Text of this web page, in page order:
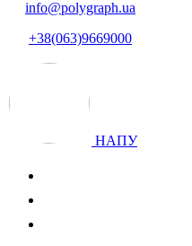
info@polygraph.ua
+38(063)9669000
НАПУ